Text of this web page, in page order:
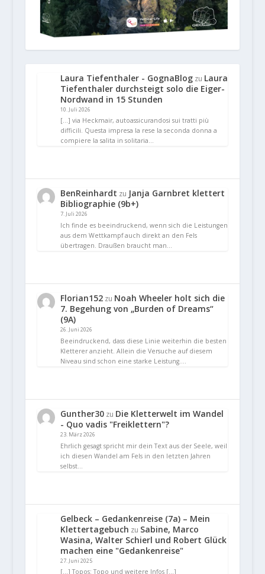
Laura Tiefenthaler - GognaBlogzu Laura
Tiefenthaler durchsteigt solo die Eiger-
Nordwand in 15 Stunden
10. Juli 2026
[…] via Heckmair, autoassicurandosi sui tratti più
difficili. Questa impresa la rese la seconda donna a
compiere la salita in solitaria…
BenReinhardt zu Janja Garnbret klettert
Bibliographie (9b+)
7. Juli 2026
Ich finde es beeindruckend, wenn sich die Leistungen
aus dem Wettkampf auch direkt an den Fels
übertragen. Draußen braucht man…
Florian152zu Noah Wheeler holt sich die
7. Begehung von „Burden of Dreams“
(9A)
26. Juni 2026
Beeindruckend, dass diese Linie weiterhin die besten
Kletterer anzieht. Allein die Versuche auf diesem
Niveau sind schon eine starke Leistung.…
Gunther30zu Die Kletterwelt im Wandel
- Quo vadis "Freiklettern"?
23. März 2026
Ehrlich gesagt spricht mir dein Text aus der Seele, weil
ich diesen Wandel am Fels in den letzten Jahren
selbst…
Gelbeck – Gedankenreise (7a) – Mein
Klettertagebuch zu Sabine, Marco
Wasina, Walter Schierl und Robert Glück
machen eine "Gedankenreise"
27. Juni 2025
[…] Topos: Topo und weitere Infos […]